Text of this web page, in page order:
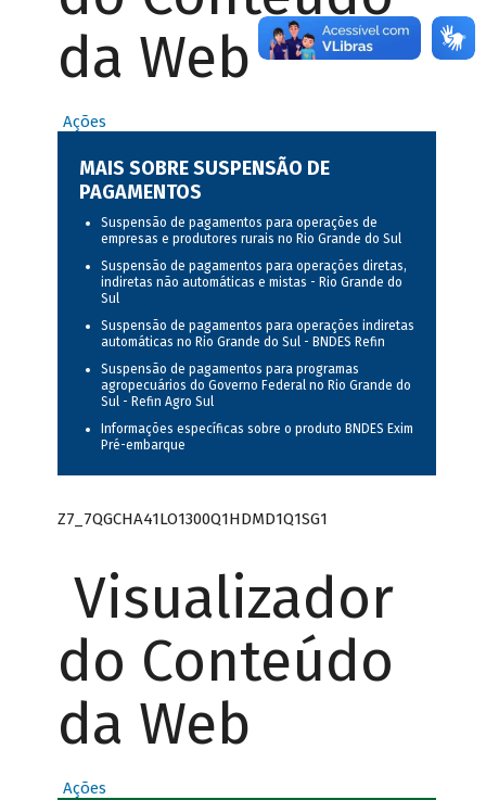
da Web
Ações
MAIS SOBRE SUSPENSÃO DE
PAGAMENTOS
Suspensão de pagamentos para operações de
empresas e produtores rurais no Rio Grande do Sul
Suspensão de pagamentos para operações diretas,
indiretas não automáticas e mistas - Rio Grande do
Sul
Suspensão de pagamentos para operações indiretas
automáticas no Rio Grande do Sul - BNDES Refin
Suspensão de pagamentos para programas
agropecuários do Governo Federal no Rio Grande do
Sul - Refin Agro Sul
Informações específicas sobre o produto BNDES Exim
Pré-embarque
Z7_7QGCHA41LO1300Q1HDMD1Q1SG1
Visualizador
do Conteúdo
da Web
Ações